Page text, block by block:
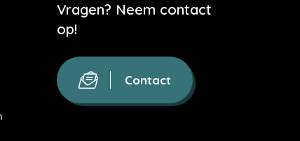
Vragen? Neem contact
op!
Contact